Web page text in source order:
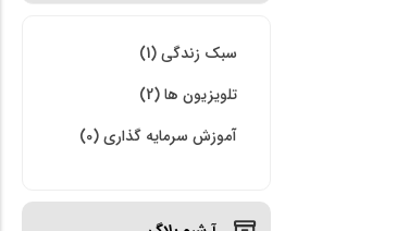
سبک زندگی (1)
تلویزیون ها (2)
آموزش سرمایه گذاری (0)